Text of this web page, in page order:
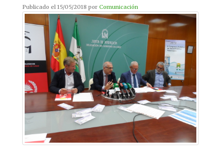
Publicado el 15/05/2018 por Comunicación